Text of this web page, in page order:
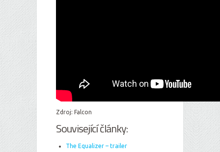
Zdroj: Falcon
Související články:
The Equalizer – trailer